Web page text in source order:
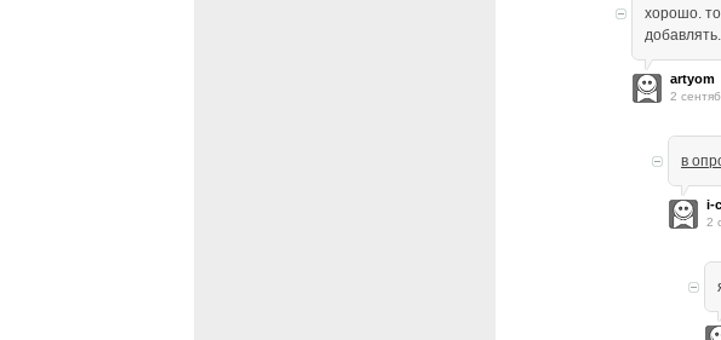
хорошо.
добавлять.
artyom
2
в
i-
2